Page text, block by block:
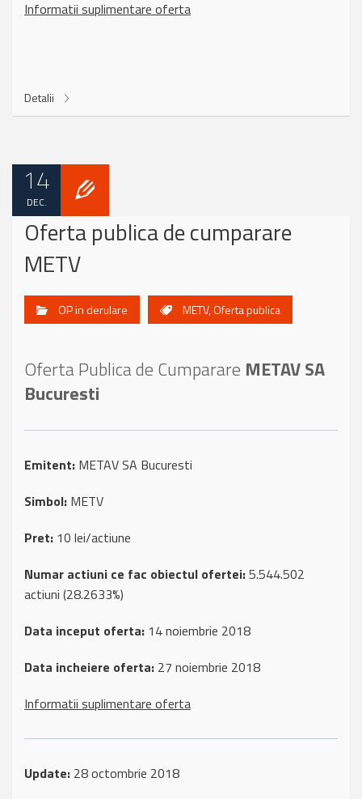
Informatii suplimentare oferta
Detalii
14
DEC.
Oferta publica de cumparare
METV
OP in derulare METV,Oferta publica
Oferta Publica de Cumparare METAV SA
Bucuresti
Emitent: METAV SA Bucuresti
Simbol: METV
Pret: 10 lei/actiune
Numar actiuni ce fac obiectul ofertei:5.544.502
actiuni (28.2633%)
Data inceput oferta: 14 noiembrie 2018
Data incheiere oferta: 27 noiembrie 2018
Informatii suplimentare oferta
Update: 28 octombrie 2018